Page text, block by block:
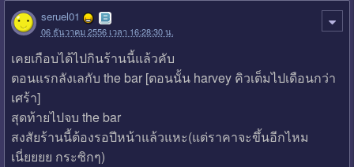
seruel01
06 ธันวาคม 2556 เวลา 16:28:30 น.
เคยเกือบได้ไปกินร้านนี้แล้วคับ
ตอนแรกลังเลกับ the bar [ตอนนั้น harvey คิวเต็มไปเดือนกว่า
เศร้า]
สุดท้ายไปจบ the bar
สงสัยร้านนี้ต้องรอปีหน้าแล้วแหะ(แต่ราคาจะขึ้นอีกไหม
เนี่ยยยย กระซิกๆ)